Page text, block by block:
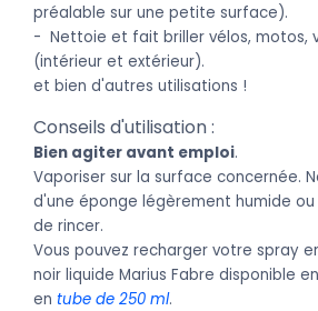
préalable sur une petite surface).
- Nettoie et fait briller vélos, motos,
(intérieur et extérieur).
et bien d'autres utilisations !
Conseils d'utilisation :
Bien agiter avant emploi.
Vaporiser sur la surface concernée.
d'une éponge légèrement humide
de rincer.
Vous pouvez recharger votre spray
noir liquide Marius Fabre disponible en
en tube de 250 ml.